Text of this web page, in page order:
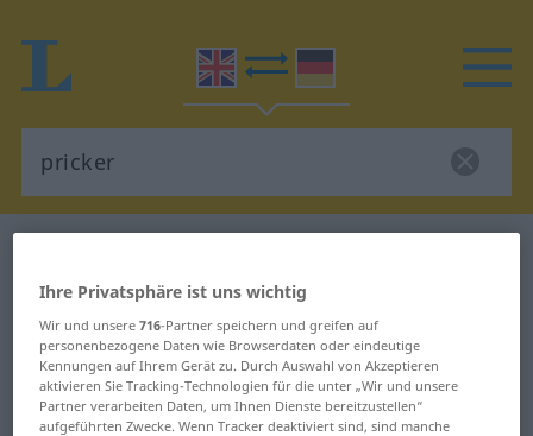
Englisch-Deutsch Übersetzung für
"pricker"
"pricker" Deutsch Übersetzung
Ihre Privatsphäre ist uns wichtig
Wir und unsere716-Partner speichern und greifen auf
personenbezogene Daten wie Browserdaten oder eindeutige
Kennungen auf Ihrem Gerät zu. Durch Auswahl von Akzeptieren
aktivieren Sie Tracking-Technologien für die unter „Wir und unsere
Partner verarbeiten Daten, um Ihnen Dienste bereitzustellen“
aufgeführten Zwecke. Wenn Tracker deaktiviert sind, sind manche